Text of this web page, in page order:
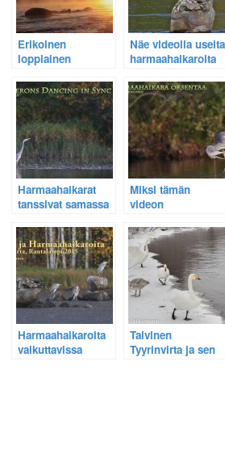
Erikoinen
loppiainen
Tyyrinvirralla –
haloilmiöitä,
pakkassumua ja
säikähtänyt nuori
taimen
Näe videolla useita
harmaahaikaroita
Tyyrinvirralla
Harmaahaikarat
tanssivat samassa
Miksi tämän
videon
oksentaa?
Harmaahaikaroita
vaikuttavissa
Talvinen
Tyyrinvirta ja sen